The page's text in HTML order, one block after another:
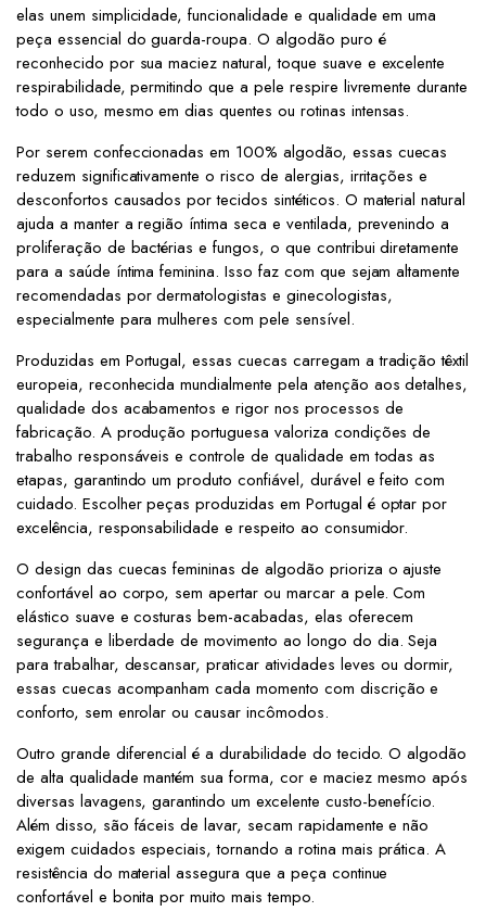
elas unem simplicidade, funcionalidade e qualidade em uma
peça essencial do guarda-roupa. O algodão puro é
reconhecido por sua maciez natural, toque suave e excelente
respirabilidade, permitindo que a pele respire livremente durante
todo o uso, mesmo em dias quentes ou rotinas intensas.
Por serem confeccionadas em 100% algodão, essas cuecas
reduzem significativamente o risco de alergias, irritações e
desconfortos causados por tecidos sintéticos. O material natural
ajuda a manter a região íntima seca e ventilada, prevenindo a
proliferação de bactérias e fungos, o que contribui diretamente
para a saúde íntima feminina. Isso faz com que sejam altamente
recomendadas por dermatologistas e ginecologistas,
especialmente para mulheres com pele sensível.
Produzidas em Portugal, essas cuecas carregam a tradição têxtil
europeia, reconhecida mundialmente pela atenção aos detalhes,
qualidade dos acabamentos e rigor nos processos de
fabricação. A produção portuguesa valoriza condições de
trabalho responsáveis e controle de qualidade em todas as
etapas, garantindo um produto confiável, durável e feito com
cuidado. Escolher peças produzidas em Portugal é optar por
excelência, responsabilidade e respeito ao consumidor.
O design das cuecas femininas de algodão prioriza o ajuste
confortável ao corpo, sem apertar ou marcar a pele. Com
elástico suave e costuras bem-acabadas, elas oferecem
segurança e liberdade de movimento ao longo do dia. Seja
para trabalhar, descansar, praticar atividades leves ou dormir,
essas cuecas acompanham cada momento com discrição e
conforto, sem enrolar ou causar incômodos.
Outro grande diferencial é a durabilidade do tecido. O algodão
de alta qualidade mantém sua forma, cor e maciez mesmo após
diversas lavagens, garantindo um excelente custo-benefício.
Além disso, são fáceis de lavar, secam rapidamente e não
exigem cuidados especiais, tornando a rotina mais prática. A
resistência do material assegura que a peça continue
confortável e bonita por muito mais tempo.